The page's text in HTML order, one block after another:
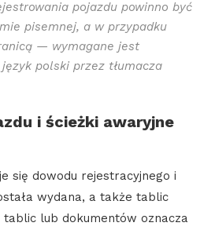
pojazdu powinno być
pisemnej, a w przypadku
— wymagane jest
polski przez tłumacza
i ścieżki awaryjne
się dowodu rejestracyjnego i
wydana, a także tablic
lub dokumentów oznacza